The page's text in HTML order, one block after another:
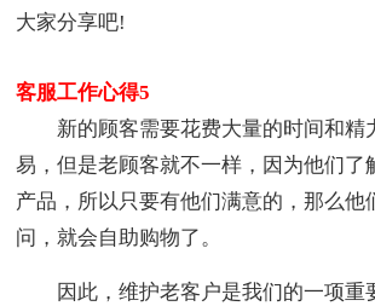
大家分享吧!
客服工作心得5
新的顾客需要花费大量的时间和精
易，但是老顾客就不一样，因为他们了
产品，所以只要有他们满意的，那么他
问，就会自助购物了。
因此，维护老客户是我们的一项重